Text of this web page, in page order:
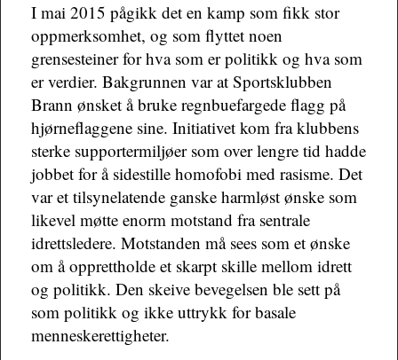
I mai 2015 pågikk det en kamp som fikk stor
oppmerksomhet, og som flyttet noen
grensesteiner for hva som er politikk og hva som
er verdier. Bakgrunnen var at Sportsklubben
Brann ønsket å bruke regnbuefargede flagg på
hjørneflaggene sine. Initiativet kom fra klubbens
sterke supportermiljøer som over lengre tid hadde
jobbet for å sidestille homofobi med rasisme. Det
var et tilsynelatende ganske harmløst ønske som
likevel møtte enorm motstand fra sentrale
idrettsledere. Motstanden må sees som et ønske
om å opprettholde et skarpt skille mellom idrett
og politikk. Den skeive bevegelsen ble sett på
som politikk og ikke uttrykk for basale
menneskerettigheter.